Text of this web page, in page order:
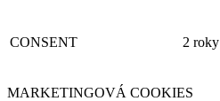
CONSENT 2 roky
MARKETINGOVÁ COOKIES